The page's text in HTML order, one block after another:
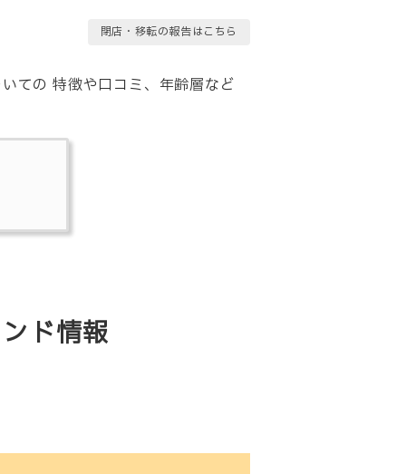
閉店・移転の報告はこちら
ての 特徴や口コミ、年齢層など
ド情報